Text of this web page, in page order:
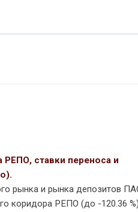
ставки переноса и
рынка и рынка депозитов
коридора РЕПО (до -120.36